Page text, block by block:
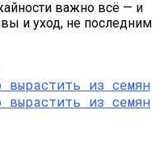
важно всё — и
и уход, не последним